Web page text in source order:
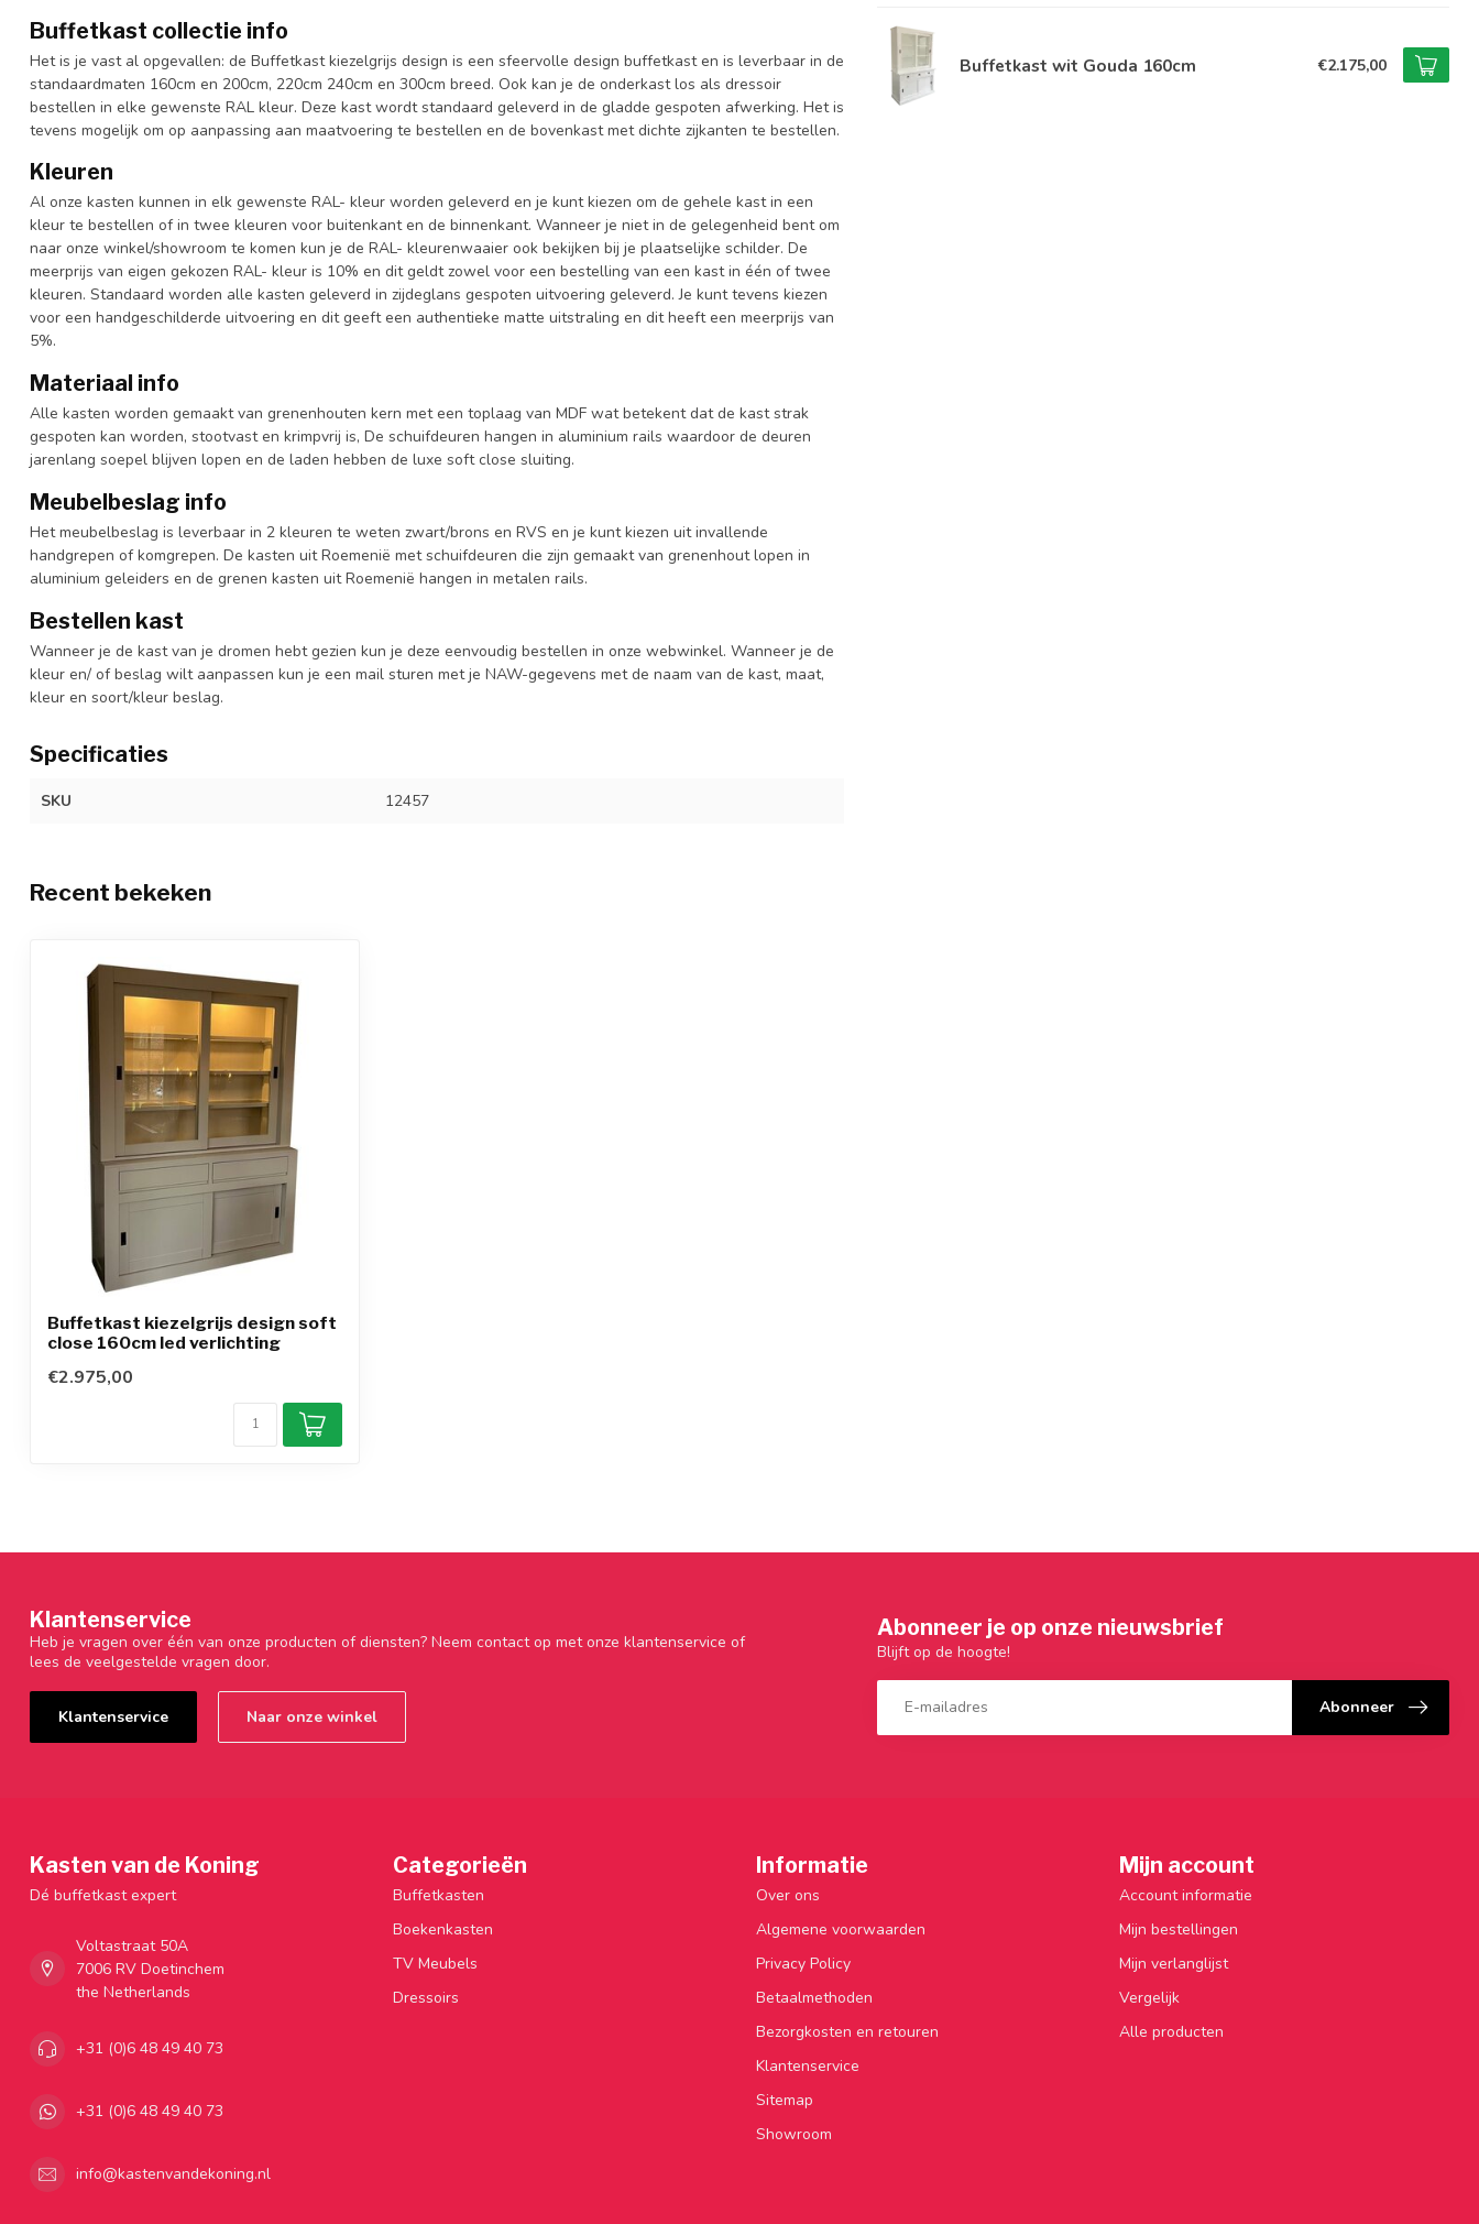
Buffetkast collectie info
Het is je vast al opgevallen: de Buffetkast kiezelgrijs design is een sfeervolle design buffetkast en is leverbaar in de
standaardmaten 160cm en 200cm, 220cm 240cm en 300cm breed. Ook kan je de onderkast los als dressoir
bestellen in elke gewenste RAL kleur. Deze kast wordt standaard geleverd in de gladde gespoten afwerking. Het is
tevens mogelijk om op aanpassing aan maatvoering te bestellen en de bovenkast met dichte zijkanten te bestellen.
Kleuren
Al onze kasten kunnen in elk gewenste RAL- kleur worden geleverd en je kunt kiezen om de gehele kast in een
kleur te bestellen of in twee kleuren voor buitenkant en de binnenkant. Wanneer je niet in de gelegenheid bent om
naar onze winkel/showroom te komen kun je de RAL- kleurenwaaier ook bekijken bij je plaatselijke schilder. De
meerprijs van eigen gekozen RAL- kleur is 10% en dit geldt zowel voor een bestelling van een kast in één of twee
kleuren. Standaard worden alle kasten geleverd in zijdeglans gespoten uitvoering geleverd. Je kunt tevens kiezen
voor een handgeschilderde uitvoering en dit geeft een authentieke matte uitstraling en dit heeft een meerprijs van
5%.
Materiaal info
Alle kasten worden gemaakt van grenenhouten kern met een toplaag van MDF wat betekent dat de kast strak
gespoten kan worden, stootvast en krimpvrij is, De schuifdeuren hangen in aluminium rails waardoor de deuren
jarenlang soepel blijven lopen en de laden hebben de luxe soft close sluiting.
Meubelbeslag info
Het meubelbeslag is leverbaar in 2 kleuren te weten zwart/brons en RVS en je kunt kiezen uit invallende
handgrepen of komgrepen. De kasten uit Roemenië met schuifdeuren die zijn gemaakt van grenenhout lopen in
aluminium geleiders en de grenen kasten uit Roemenië hangen in metalen rails.
Bestellen kast
Wanneer je de kast van je dromen hebt gezien kun je deze eenvoudig bestellen in onze webwinkel. Wanneer je de
kleur en/ of beslag wilt aanpassen kun je een mail sturen met je NAW-gegevens met de naam van de kast, maat,
kleur en soort/kleur beslag.
Specificaties
SKU 12457
Buffetkast wit Gouda 160cm €2.175,00
Recent bekeken
Buffetkast kiezelgrijs design soft
close 160cm led verlichting
€2.975,00
Klantenservice
Heb je vragen over één van onze producten of diensten? Neem contact op met onze klantenservice of
lees de veelgestelde vragen door.
Klantenservice Naar onze winkel
Abonneer je op onze nieuwsbrief
Blijft op de hoogte!
Abonneer
Kasten van de Koning
Dé buffetkast expert
Voltastraat 50A
7006 RV Doetinchem
the Netherlands
+31 (0)6 48 49 40 73
+31 (0)6 48 49 40 73
info@kastenvandekoning.nl
Categorieën
Buffetkasten
Boekenkasten
TV Meubels
Dressoirs
Informatie
Over ons
Algemene voorwaarden
Privacy Policy
Betaalmethoden
Bezorgkosten en retouren
Klantenservice
Sitemap
Showroom
Mijn account
Account informatie
Mijn bestellingen
Mijn verlanglijst
Vergelijk
Alle producten